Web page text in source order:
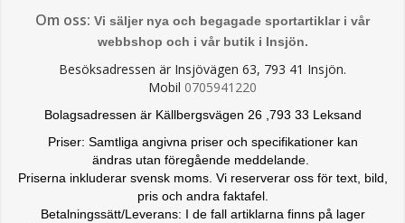
Om oss: Vi säljer nya och begagade sportartiklar i vår
webbshop och i vår butik i Insjön.
Besöksadressen är Insjövägen 63, 793 41 Insjön.
Mobil 0705941220
Bolagsadressen är Källbergsvägen 26 ,793 33 Leksand
Priser: Samtliga angivna priser och specifikationer kan
ändras utan föregående meddelande.
Priserna inkluderar svensk moms. Vi reserverar oss för text, bild,
pris och andra faktafel.
Betalningssätt/Leverans: I de fall artiklarna finns på lager